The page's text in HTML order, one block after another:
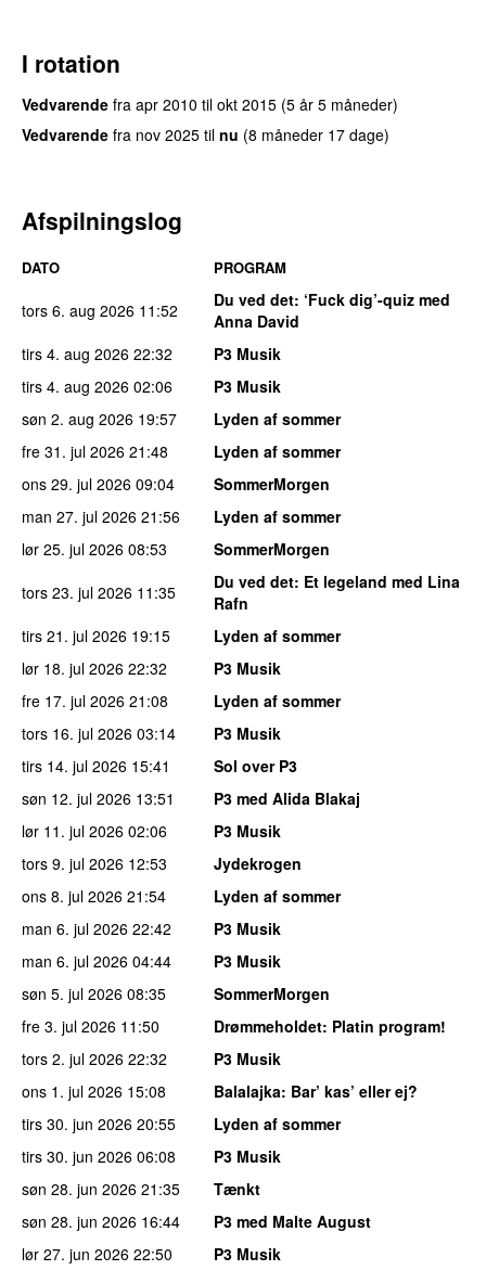
I rotation
Vedvarende fra apr 2010 til okt 2015 (5 år 5 måneder)
Vedvarende fra nov 2025 til nu (8 måneder 17 dage)
Afspilningslog
DATO PROGRAM
tors 6. aug 2026 11:52 Du ved det: ‘Fuck dig’-quiz med
Anna David
tirs 4. aug 2026 22:32
P3 Musik
tirs 4. aug 2026 02:06
P3 Musik
søn 2. aug 2026 19:57
Lyden af sommer
fre 31. jul 2026 21:48
Lyden af sommer
ons 29. jul 2026 09:04
SommerMorgen
man 27. jul 2026 21:56
Lyden af sommer
lør 25. jul 2026 08:53
SommerMorgen
tors 23. jul 2026 11:35 Du ved det: Et legeland med Lina
Rafn
tirs 21. jul 2026 19:15
Lyden af sommer
lør 18. jul 2026 22:32
P3 Musik
fre 17. jul 2026 21:08
Lyden af sommer
tors 16. jul 2026 03:14
P3 Musik
tirs 14. jul 2026 15:41
Sol over P3
søn 12. jul 2026 13:51
P3 med Alida Blakaj
lør 11. jul 2026 02:06
P3 Musik
tors 9. jul 2026 12:53
Jydekrogen
ons 8. jul 2026 21:54
Lyden af sommer
man 6. jul 2026 22:42
P3 Musik
man 6. jul 2026 04:44
P3 Musik
søn 5. jul 2026 08:35
SommerMorgen
fre 3. jul 2026 11:50 Drømmeholdet: Platin program!
tors 2. jul 2026 22:32
P3 Musik
ons 1. jul 2026 15:08 Balalajka: Bar’ kas’ eller ej?
tirs 30. jun 2026 20:55
Lyden af sommer
tirs 30. jun 2026 06:08
P3 Musik
søn 28. jun 2026 21:35
Tænkt
søn 28. jun 2026 16:44
P3 med Malte August
lør 27. jun 2026 22:50
P3 Musik